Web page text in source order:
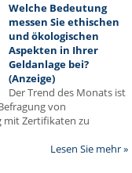
Welche Bedeutung
messen Sie ethischen
und ökologischen
Aspekten in Ihrer
Geldanlage bei?
(Anzeige)
Der Trend des Monats ist
von
mit Zertifikaten zu
Lesen Sie mehr »